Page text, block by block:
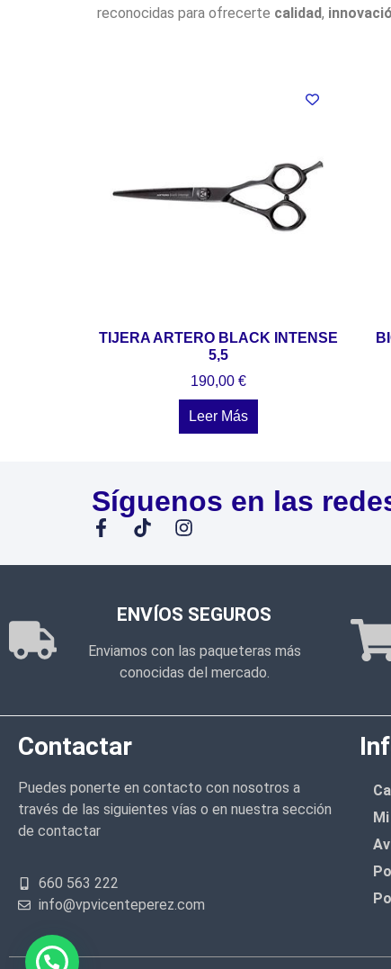
reconocidas para ofrecerte calidad,
TIJERA ARTERO BLACK INTENSE
5,5
190,00 €
Leer Más
Síguenos en las
ENVÍOS SEGUROS
Enviamos con las paqueteras más
conocidas del mercado.
Contactar
Puedes ponerte en contacto con nosotros a
través de las siguientes vías o en nuestra sección
de contactar
660 563 222
info@vpvicenteperez.com